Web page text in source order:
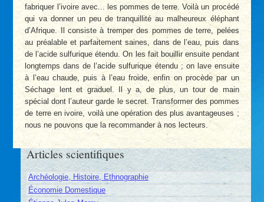
fabriquer l’ivoire avec... les pommes de terre. Voilà un procédé
qui va donner un peu de tranquillité au malheureux éléphant
d’Afrique. Il consiste à tremper des pommes de terre, pelées
au préalable et parfaitement saines, dans de l’eau, puis dans
de l’acide sulfurique étendu. On les fait bouillir ensuite pendant
longtemps dans de l’acide sulfurique étendu ; on lave ensuite
à l’eau chaude, puis à l’eau froide, enfin on procède par un
Séchage lent et graduel. Il y a, de plus, un tour de main
spécial dont l’auteur garde le secret. Transformer des pommes
de terre en ivoire, voilà une opération des plus avantageuses ;
nous ne pouvons que la recommander à nos lecteurs.
Articles scientifiques
Archéologie, Histoire, Ethnographie
Économie Domestique